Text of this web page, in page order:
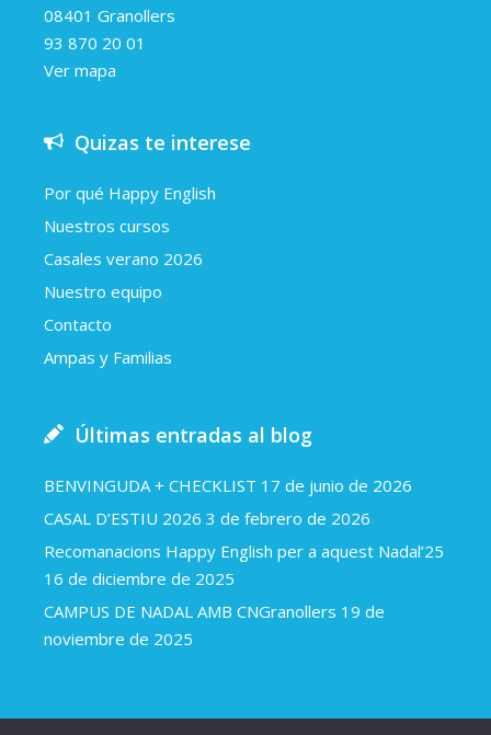
08401 Granollers
93 870 20 01
Ver mapa
Quizas te interese
Por qué Happy English
Nuestros cursos
Casales verano 2026
Nuestro equipo
Contacto
Ampas y Familias
Últimas entradas al blog
BENVINGUDA + CHECKLIST 17 de junio de 2026
CASAL D’ESTIU 2026 3 de febrero de 2026
Recomanacions Happy English per a aquest Nadal’25
16 de diciembre de 2025
CAMPUS DE NADAL AMB CNGranollers 19 de
noviembre de 2025